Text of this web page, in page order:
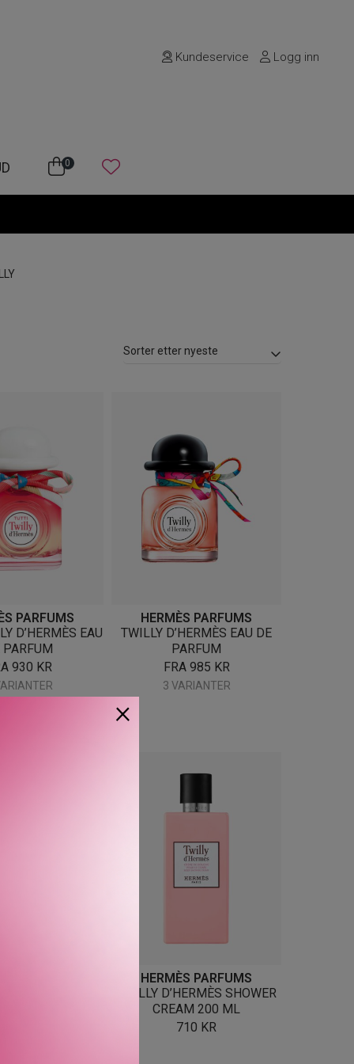
Kundeservice Logg inn
0
PARFUMS
D’HERMÈS EAU
PARFUM
930 KR
HERMÈS PARFUMS
TWILLY D’HERMÈS EAU DE
PARFUM
FRA 985 KR
3 VARIANTER
HERMÈS PARFUMS
TWILLY D’HERMÈS SHOWER
CREAM 200 ML
710 KR
×